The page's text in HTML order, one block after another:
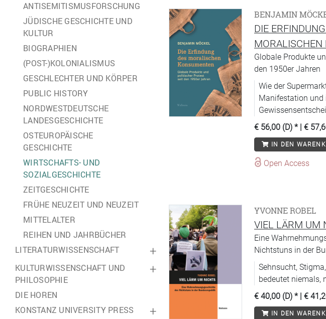
ANTISEMITISMUSFORSCHUNG
JÜDISCHE GESCHICHTE UND
KULTUR
BIOGRAPHIEN
(POST-)KOLONIALISMUS
GESCHLECHTER UND KÖRPER
PUBLIC HISTORY
NORDWESTDEUTSCHE
LANDESGESCHICHTE
OSTEUROPÄISCHE
GESCHICHTE
WIRTSCHAFTS- UND
SOZIALGESCHICHTE
ZEITGESCHICHTE
FRÜHE NEUZEIT UND NEUZEIT
MITTELALTER
REIHEN UND JAHRBÜCHER
+
LITERATURWISSENSCHAFT
+
KULTURWISSENSCHAFT UND
PHILOSOPHIE
DIE HOREN
+
KONSTANZ UNIVERSITY PRESS
BENJAMIN
DIE
Globale Produkte
den 1950er Jahren
Wie der
Manifestation und
€ 56,00 (D) * | €
IN DEN
Open Access
YVONNE ROBEL
VIEL LÄRM UM
Eine
Nichtstuns in der
Sehnsucht,
bedeutet niemals,
€ 40,00 (D) * | €
IN DEN